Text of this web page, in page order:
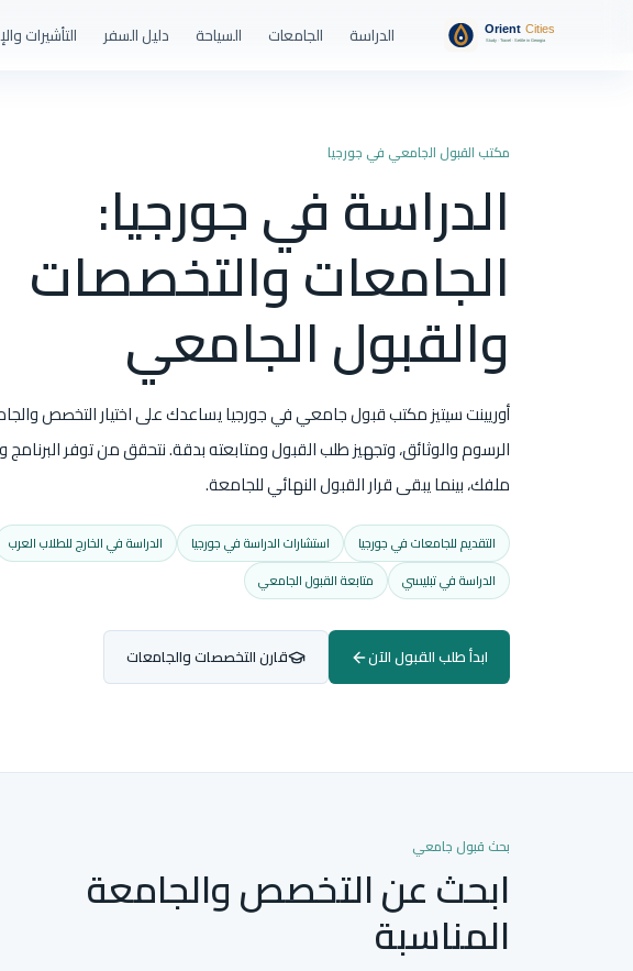
الدراسة الجامعات السياحة دليل السفر التأشيرات
مكتب القبول الجامعي في جورجيا
الدراسة في جورجيا:
الجامعات والتخصصات
والقبول الجامعي
أوريينت سيتيز مكتب قبول جامعي في جورجيا يساعدك على اختيار التخصص
الرسوم والوثائق، وتجهيز طلب القبول ومتابعته بدقة. نتحقق من توفر
ملفك، بينما يبقى قرار القبول النهائي للجامعة.
التقديم للجامعات في جورجيا استشارات الدراسة في جورجيا
الدراسة في الخارج للطلاب العرب
الدراسة في تبليسي
متابعة القبول الجامعي
ابدأ طلب القبول الآن قارن التخصصات والجامعات
بحث قبول جامعي
ابحث عن التخصص والجامعة
المناسبة